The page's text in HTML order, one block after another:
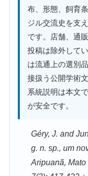
布、形態、飼育
ジル交流史を支
です。店舗、通
投稿は除外して
は流通上の選別
接扱う公開学術
系統説明は本文
が安全です。
Géry, J. and
g. n. sp., um
Aripuanã, Mato